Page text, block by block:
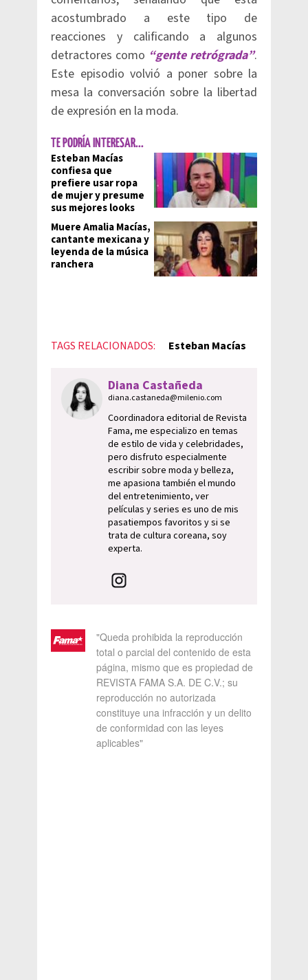
acostumbrado a este tipo de
reacciones y calificando a algunos
detractores como “gente retrógrada”.
Este episodio volvió a poner sobre la
mesa la conversación sobre la libertad
de expresión en la moda.
TE PODRÍA INTERESAR...
Esteban Macías
confiesa que
prefiere usar ropa
de mujer y presume
sus mejores looks
Muere Amalia Macías,
cantante mexicana y
leyenda de la música
ranchera
TAGS RELACIONADOS: Esteban Macías
Diana Castañeda
diana.castaneda@milenio.com
Coordinadora editorial de Revista
Fama, me especializo en temas
de estilo de vida y celebridades,
pero disfruto especialmente
escribir sobre moda y belleza,
me apasiona también el mundo
del entretenimiento, ver
películas y series es uno de mis
pasatiempos favoritos y si se
trata de cultura coreana, soy
experta.
"Queda prohibida la reproducción
total o parcial del contenido de esta
página, mismo que es propiedad de
REVISTA FAMA S.A. DE C.V.; su
reproducción no autorizada
constituye una infracción y un delito
de conformidad con las leyes
aplicables"